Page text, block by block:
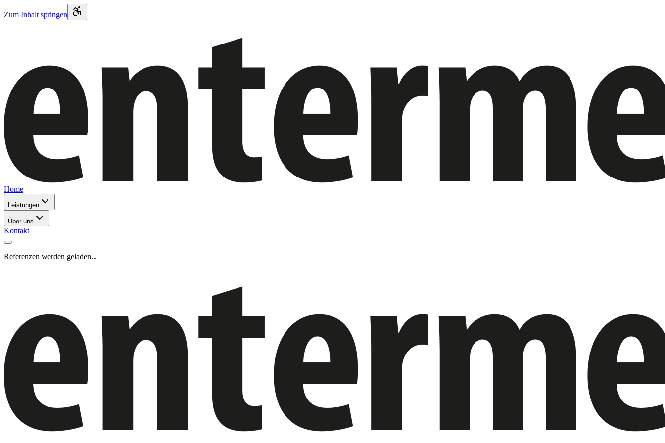
Zum Inhalt springen
Home
Leistungen
Über uns
Kontakt
Referenzen werden geladen...